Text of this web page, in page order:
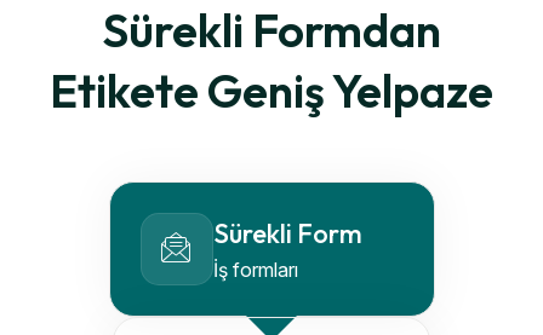
Sürekli Formdan
Etikete Geniş Yelpaze
Sürekli Form
İş formları